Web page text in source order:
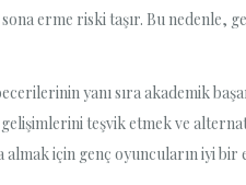
erme riski taşır. Bu nedenle,
yanı sıra akademik
teşvik etmek ve
için genç oyuncuların iyi